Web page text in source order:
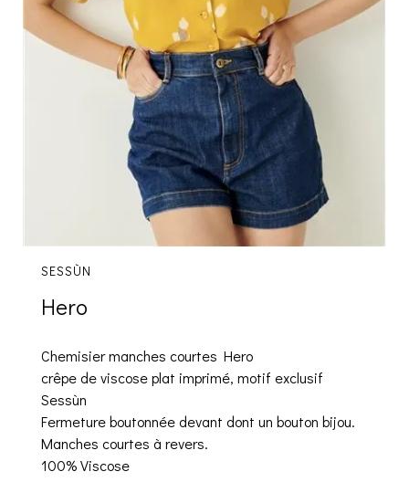
SESSÙN
Hero
Chemisier manches courtes Hero
crêpe de viscose plat imprimé, motif exclusif
Sessùn
Fermeture boutonnée devant dont un bouton bijou.
Manches courtes à revers.
100% Viscose